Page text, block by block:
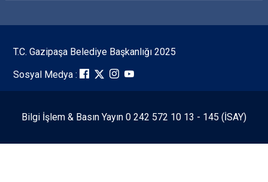
T.C. Gazipaşa Belediye Başkanlığı 2025
Sosyal Medya :
Bilgi İşlem & Basın Yayın 0 242 572 10 13 - 145 (İSAY)